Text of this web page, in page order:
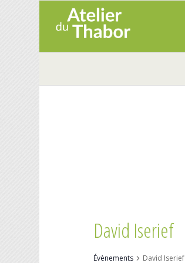
David Iserief
Évènements David Iserief